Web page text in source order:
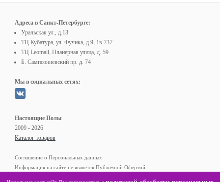
Адреса в Санкт-Петербурге:
Уральская ул., д.13
ТЦ Кубатура, ул. Фучика, д.9, 1в.737
ТЦ Leomall, Планерная улица, д. 59
Б. Сампсониевский пр. д. 74
Мы в социальных сетях:
Настоящие Полы
2009 - 2026
Каталог товаров
Соглашение о Персональных данных
Информация на сайте не является Публичной Офертой